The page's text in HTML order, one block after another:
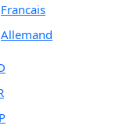
Francais
Allemand